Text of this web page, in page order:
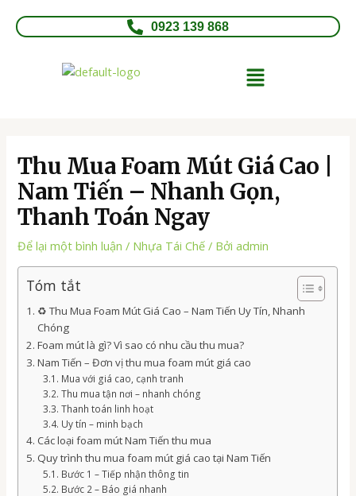
0923 139 868
Menu
Thu Mua Foam Mút Giá Cao |
Nam Tiến – Nhanh Gọn,
Thanh Toán Ngay
Để lại một bình luận / Nhựa Tái Chế / Bởiadmin
Tóm tắt
♻️ Thu Mua Foam Mút Giá Cao – Nam Tiến Uy Tín, Nhanh
Chóng
Foam mút là gì? Vì sao có nhu cầu thu mua?
Nam Tiến – Đơn vị thu mua foam mút giá cao
Mua với giá cao, cạnh tranh
Thu mua tận nơi – nhanh chóng
Thanh toán linh hoạt
Uy tín – minh bạch
Các loại foam mút Nam Tiến thu mua
Quy trình thu mua foam mút giá cao tại Nam Tiến
Bước 1 – Tiếp nhận thông tin
Bước 2 – Báo giá nhanh
hướng